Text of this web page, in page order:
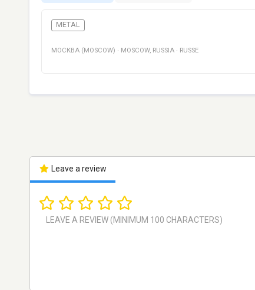
METAL
МОСКВА (MOSCOW) · MOSCOW, RUSSIA · RUSSE
Leave a review